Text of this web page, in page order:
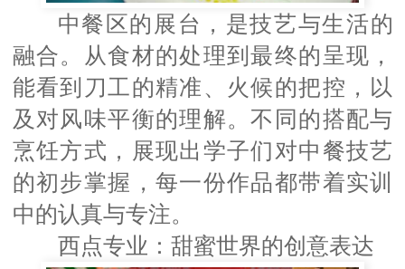
中餐区的展台，是技艺与生活的
融合。从食材的处理到最终的呈现，
能看到刀工的精准、火候的把控，以
及对风味平衡的理解。不同的搭配与
烹饪方式，展现出学子们对中餐技艺
的初步掌握，每一份作品都带着实训
中的认真与专注。
西点专业：甜蜜世界的创意表达